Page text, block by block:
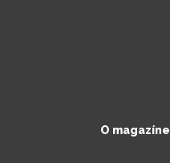
O magazíne